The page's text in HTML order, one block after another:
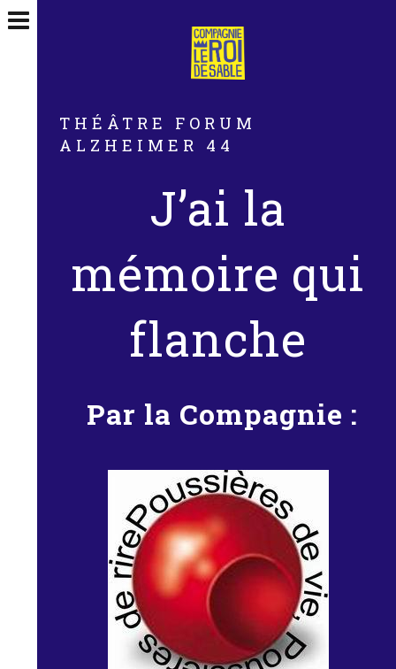
THÉÂTRE FORUM
ALZHEIMER 44
J’ai la
mémoire qui
flanche
Par la Compagnie :